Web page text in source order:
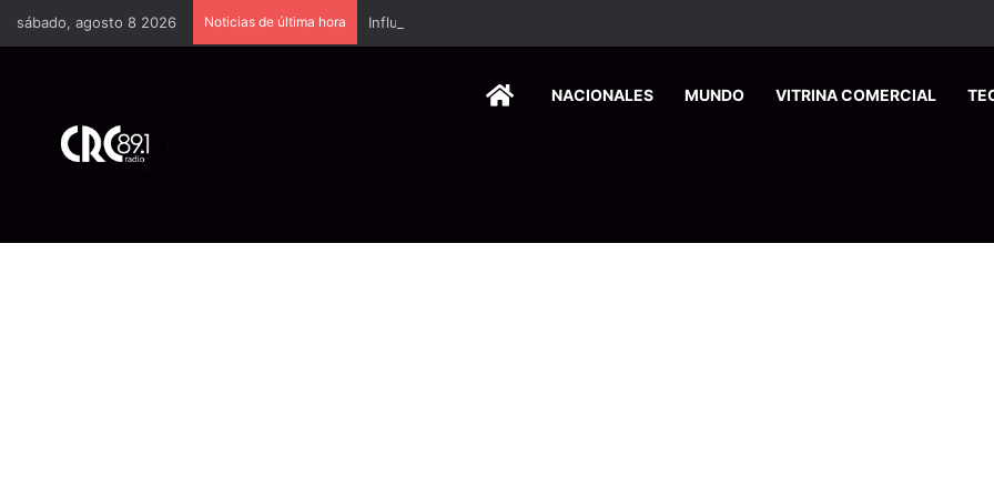
sábado, agosto 8 2026 Noticias de última hora
HOMENACIONALES MUNDO VITRINA COMERCIAL